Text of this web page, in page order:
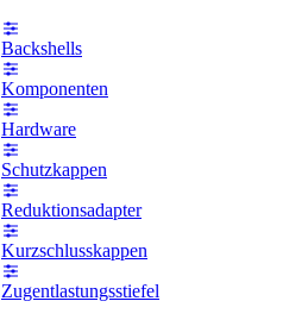
Backshells
Komponenten
Hardware
Schutzkappen
Reduktionsadapter
Kurzschlusskappen
Zugentlastungsstiefel